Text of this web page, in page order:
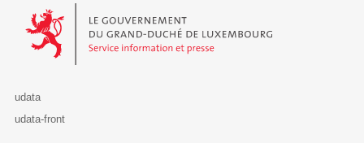
Le Gouvernement du Grand-Duché de Luxembourg - Service
udata
udata-front